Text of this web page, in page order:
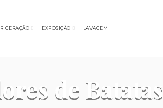
EXPOSIÇÃO LAVAGEM
de Batatas